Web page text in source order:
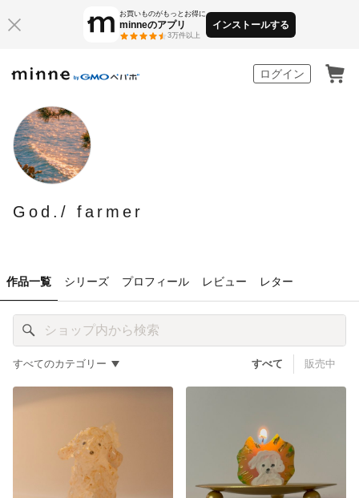
お買いものがもっとお得に
minneのアプリ
3万件以上
インストールする
ログイン
God./ farmer
作品一覧 シリーズ プロフィール レビュー レター
すべてのカテゴリー すべて 販売中